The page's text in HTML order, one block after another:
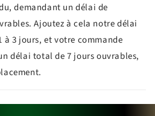
demandant un délai de
Ajoutez à cela notre délai
3 jours, et votre commande
délai total de 7 jours ouvrables,